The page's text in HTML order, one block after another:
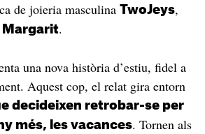
de joieria masculina TwoJeys,
Margarit.
una nova història d’estiu, fidel a
Aquest cop, el relat gira entorn
decideixen retrobar-se per
més, les vacances. Tornen als